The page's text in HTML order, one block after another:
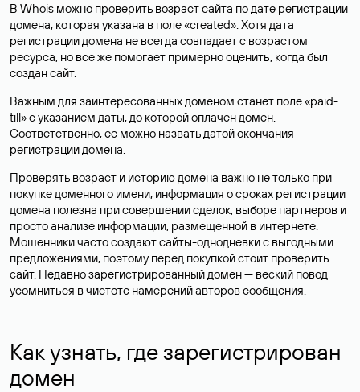
В Whois можно проверить возраст сайта по дате регистрации
домена, которая указана в поле «created». Хотя дата
регистрации домена не всегда совпадает с возрастом
ресурса, но все же помогает примерно оценить, когда был
создан сайт.
Важным для заинтересованных доменом станет поле «paid-
till» с указанием даты, до которой оплачен домен.
Соответственно, ее можно назвать датой окончания
регистрации домена.
Проверять возраст и историю домена важно не только при
покупке доменного имени, информация о сроках регистрации
домена полезна при совершении сделок, выборе партнеров и
просто анализе информации, размещенной в интернете.
Мошенники часто создают сайты-однодневки с выгодными
предложениями, поэтому перед покупкой стоит проверить
сайт. Недавно зарегистрированный домен — веский повод
усомниться в чистоте намерений авторов сообщения.
Как узнать, где зарегистрирован
домен